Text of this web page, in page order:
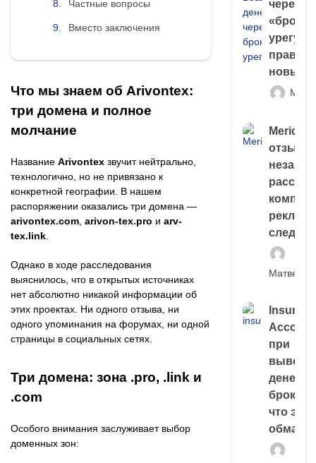
Частные вопросы
Вместо заключения
Что мы знаем об Arivontex:
три домена и полное
молчание
Название Arivontex звучит нейтрально,
технологично, но не привязано к
конкретной географии. В нашем
распоряжении оказались три домена —
arivontex.com arivon-tex.pro и arv-
tex.link
Однако в ходе расследования
выяснилось, что в открытых источниках
нет абсолютно никакой информации об
этих проектах. Ни одного отзыва, ни
одного упоминания на форумах, ни одной
страницы в социальных сетях.
Три домена: зона .pro, .link и
.com
Особого внимания заслуживает выбор
доменных зон:
через
правда
новый
следа
Матвей
Account
при
выводе
денег у
что это,
обман?